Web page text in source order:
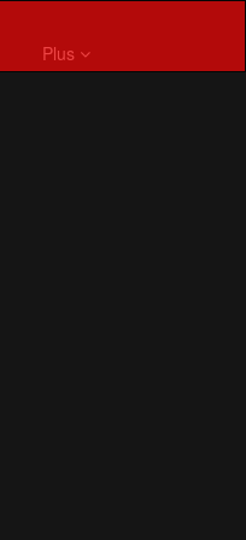
Plus